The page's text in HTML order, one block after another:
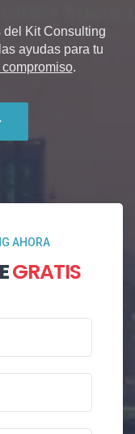
Kit Consulting
ayudas para tu
.
AHORA
GRATIS